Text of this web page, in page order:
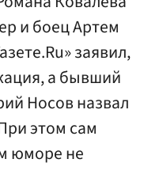
и боец Артем
заявил,
а бывший
Носов назвал
этом сам
юморе не